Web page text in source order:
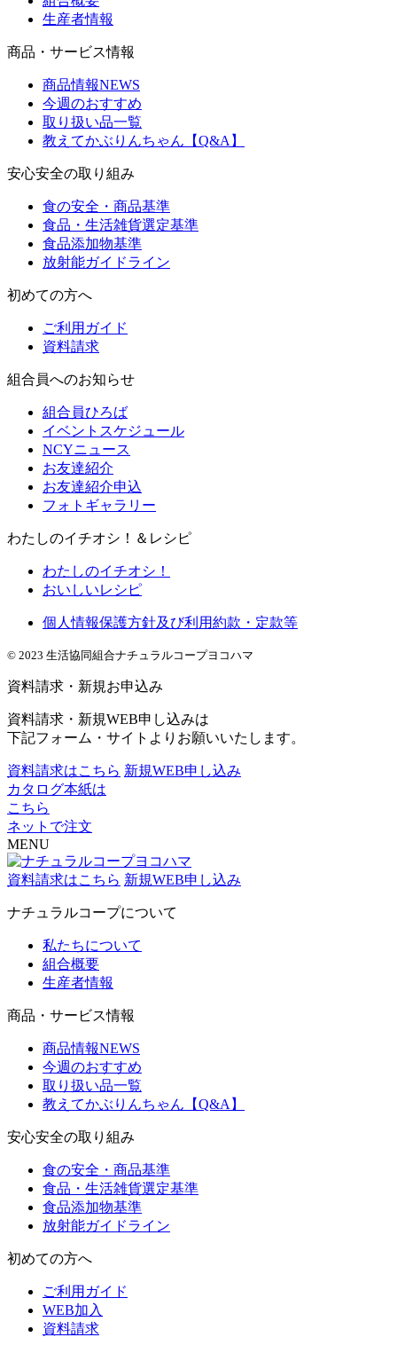
生産者情報
商品・サービス情報
商品情報NEWS
今週のおすすめ
取り扱い品一覧
教えてかぶりんちゃん【Q&A】
安心安全の取り組み
食の安全・商品基準
食品・生活雑貨選定基準
食品添加物基準
放射能ガイドライン
初めての方へ
ご利用ガイド
資料請求
組合員へのお知らせ
組合員ひろば
イベントスケジュール
NCYニュース
お友達紹介
お友達紹介申込
フォトギャラリー
わたしのイチオシ！＆レシピ
わたしのイチオシ！
おいしいレシピ
個人情報保護方針及び利用約款・定款等
© 2023 生活協同組合ナチュラルコープヨコハマ
資料請求・新規お申込み
資料請求・新規WEB申し込みは
下記フォーム・サイトよりお願いいたします。
資料請求はこちら 新規WEB申し込み
カタログ本紙は
こちら
ネットで注文
MENU
資料請求はこちら 新規WEB申し込み
ナチュラルコープについて
私たちについて
組合概要
生産者情報
商品・サービス情報
商品情報NEWS
今週のおすすめ
取り扱い品一覧
教えてかぶりんちゃん【Q&A】
安心安全の取り組み
食の安全・商品基準
食品・生活雑貨選定基準
食品添加物基準
放射能ガイドライン
初めての方へ
ご利用ガイド
WEB加入
資料請求